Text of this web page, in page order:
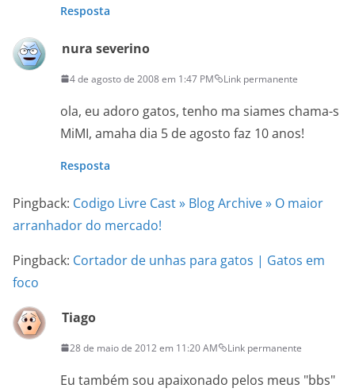
Resposta
nura severino
4 de agosto de 2008 em 1:47 PM Link permanente
ola, eu adoro gatos, tenho ma siames chama-s
MiMI, amaha dia 5 de agosto faz 10 anos!
Resposta
Pingback: Codigo Livre Cast » Blog Archive » O maior
arranhador do mercado!
Pingback: Cortador de unhas para gatos | Gatos em
foco
Tiago
28 de maio de 2012 em 11:20 AM Link permanente
Eu também sou apaixonado pelos meus "bbs"